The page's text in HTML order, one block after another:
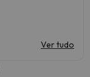
Ver tudo